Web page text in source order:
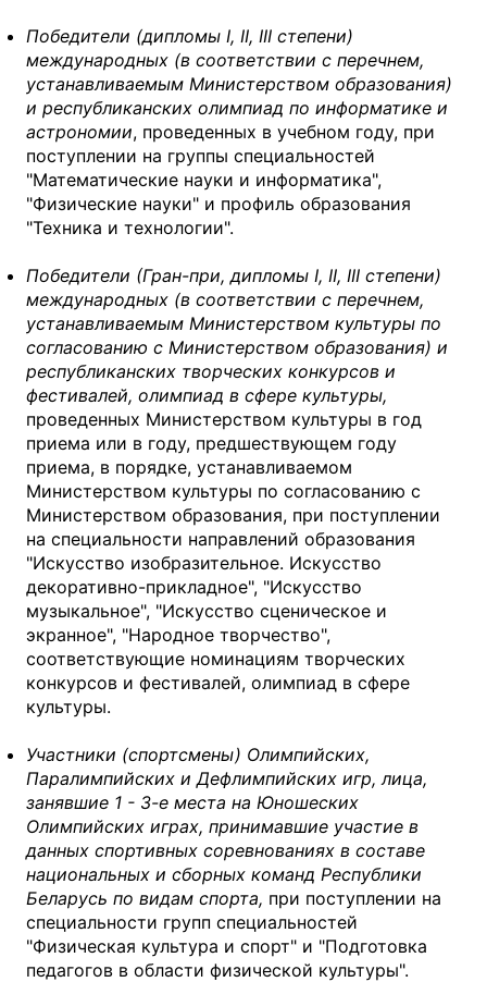
Победители (дипломы I, II, III степени)
международных (в соответствии с перечнем,
устанавливаемым Министерством образования)
и республиканских олимпиад по информатике и
астрономии, проведенных в учебном году, при
поступлении на группы специальностей
"Математические науки и информатика",
"Физические науки" и профиль образования
"Техника и технологии".
Победители (Гран-при, дипломы I, II, III степени)
международных (в соответствии с перечнем,
устанавливаемым Министерством культуры по
согласованию с Министерством образования) и
республиканских творческих конкурсов и
фестивалей, олимпиад в сфере культуры,
проведенных Министерством культуры в год
приема или в году, предшествующем году
приема, в порядке, устанавливаемом
Министерством культуры по согласованию с
Министерством образования, при поступлении
на специальности направлений образования
"Искусство изобразительное. Искусство
декоративно-прикладное", "Искусство
музыкальное", "Искусство сценическое и
экранное", "Народное творчество",
соответствующие номинациям творческих
конкурсов и фестивалей, олимпиад в сфере
культуры.
Участники (спортсмены) Олимпийских,
Паралимпийских и Дефлимпийских игр, лица,
занявшие 1 - 3-е места на Юношеских
Олимпийских играх, принимавшие участие в
данных спортивных соревнованиях в составе
национальных и сборных команд Республики
Беларусь по видам спорта, при поступлении на
специальности групп специальностей
"Физическая культура и спорт" и "Подготовка
педагогов в области физической культуры".